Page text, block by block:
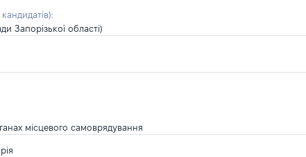
:
Запорізької області)
місцевого самоврядування